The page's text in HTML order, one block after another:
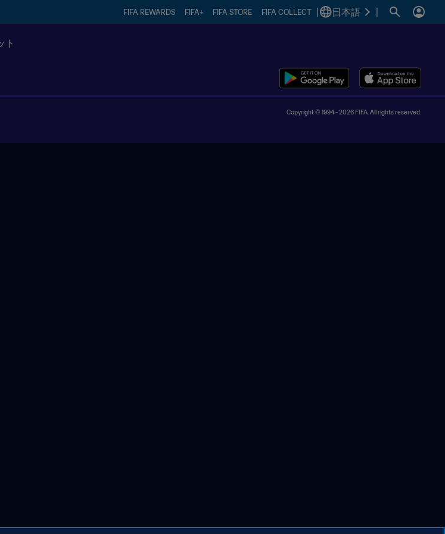
FIFA REWARDS FIFA+ FIFA STORE FIFA COLLECT 日本語
ト
Copyright © 1994 - 2026 FIFA. All rights reserved.